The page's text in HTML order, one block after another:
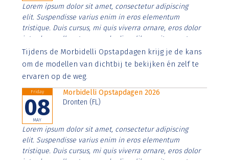
Lorem ipsum dolor sit amet, consectetur adipiscing
elit. Suspendisse varius enim in eros elementum
tristique. Duis cursus, mi quis viverra ornare, eros dolor
interdum nulla, ut commodo diam libero vitae erat.
Aenean faucibus nibh et justo cursus id rutrum lorem
imperdiet. Nunc ut sem vitae risus tristique posuere.
Tijdens de Morbidelli Opstapdagen krijg je de kans
om de modellen van dichtbij te bekijken én zelf te
ervaren op de weg.
Friday
08
MAY
Morbidelli Opstapdagen 2026
Dronten (FL)
Lorem ipsum dolor sit amet, consectetur adipiscing
elit. Suspendisse varius enim in eros elementum
tristique. Duis cursus, mi quis viverra ornare, eros dolor
interdum nulla, ut commodo diam libero vitae erat.